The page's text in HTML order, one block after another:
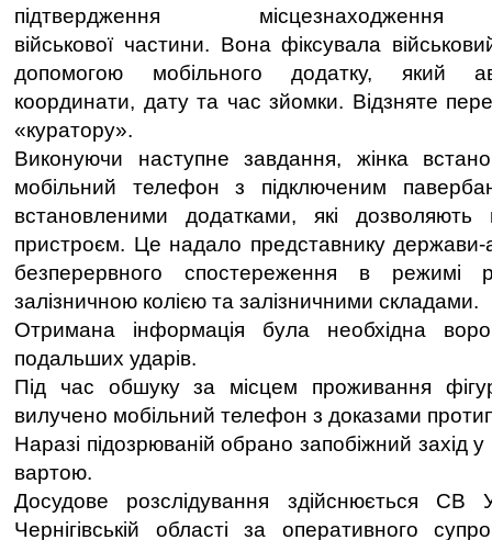
підтвердження місцезнаходження
військової частини. Вона фіксувала
допомогою мобільного додатку, який
координати, дату та час зйомки. Відзняте
«куратору».
Виконуючи наступне завдання, жінка
мобільний телефон з підключеним
встановленими додатками, які дозволяють
пристроєм. Це надало представнику держави-
безперервного спостереження в режимі
залізничною колією та залізничними складами.
Отримана інформація була необхідна
подальших ударів.
Під час обшуку за місцем проживання
вилучено мобільний телефон з доказами
Наразі підозрюваній обрано запобіжний захід у
вартою.
Досудове розслідування здійснюється
Чернігівській області за оперативного